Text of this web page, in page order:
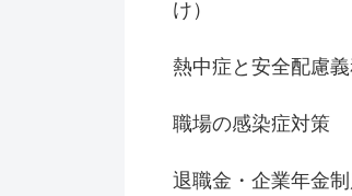
け）
熱中症と安全配慮
職場の感染症対策
退職金・企業年金